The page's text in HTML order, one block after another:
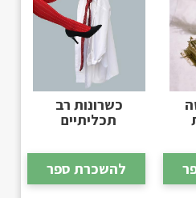
כשרונות רב
תכליתיים
להשכרת ספר